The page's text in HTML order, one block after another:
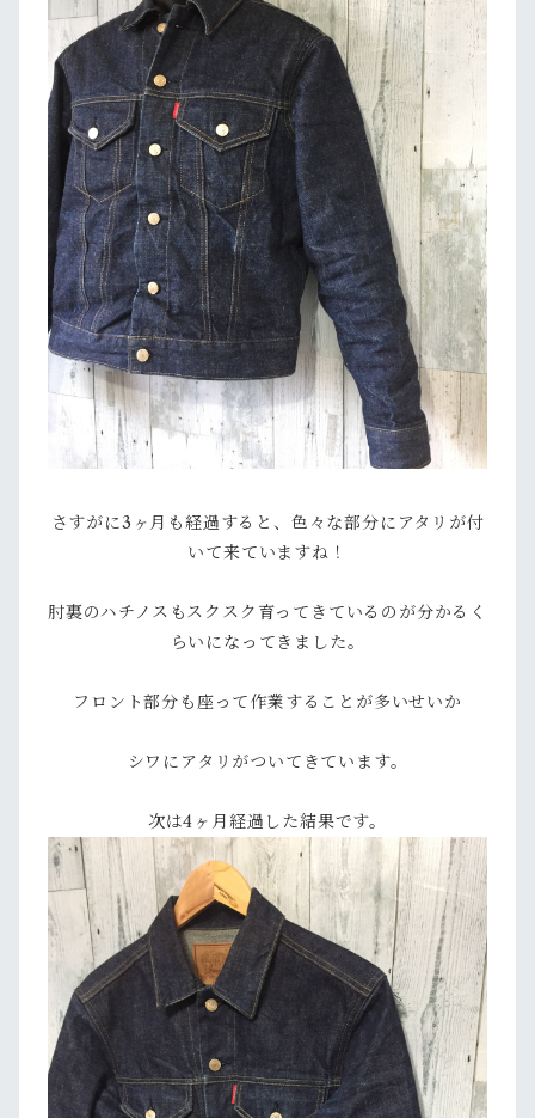
さすがに3ヶ月も経過すると、色々な部分にアタリが付
いて来ていますね！
肘裏のハチノスもスクスク育ってきているのが分かるく
らいになってきました。
フロント部分も座って作業することが多いせいか
シワにアタリがついてきています。
次は4ヶ月経過した結果です。